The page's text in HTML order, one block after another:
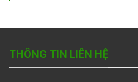
THÔNG TIN LIÊN HỆ